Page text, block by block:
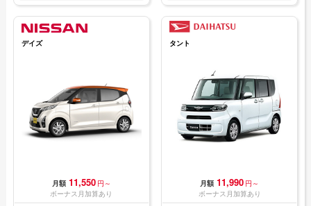
デイズ
月額 11,550 円～
ボーナス月加算あり
タント
月額 11,990 円～
ボーナス月加算あり